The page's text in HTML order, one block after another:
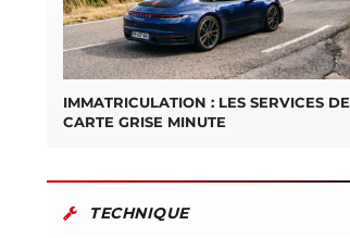
IMMATRICULATION : LES SERVICES DE
CARTE GRISE MINUTE
TECHNIQUE